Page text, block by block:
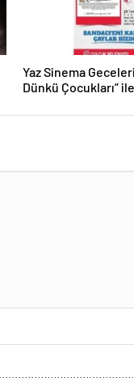
Yaz Sinema Geceleri
Dünkü Çocukları”